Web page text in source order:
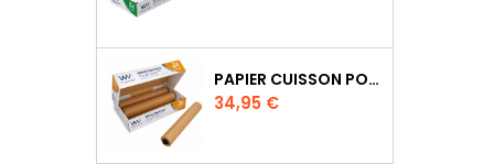
PAPIER CUISSON POUR WRAPMASTER 4500 - 21C32
Prix
34,95 €